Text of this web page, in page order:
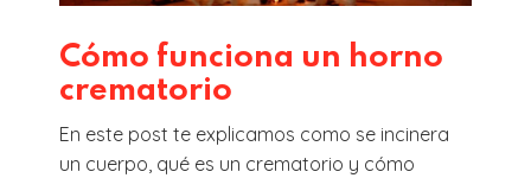
Cómo funciona un horno
crematorio
En este post te explicamos como se incinera
un cuerpo, qué es un crematorio y cómo